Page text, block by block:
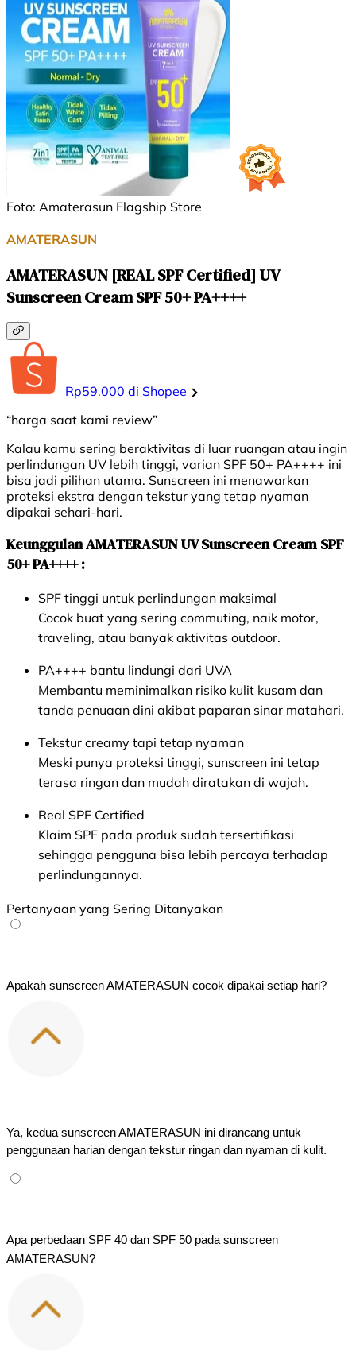
Foto: Amaterasun Flagship Store
AMATERASUN
AMATERASUN [REAL SPF Certified] UV
Sunscreen Cream SPF 50+ PA++++
Rp59.000 di Shopee
“harga saat kami review”
Kalau kamu sering beraktivitas di luar ruangan atau ingin
perlindungan UV lebih tinggi, varian SPF 50+ PA++++ ini
bisa jadi pilihan utama. Sunscreen ini menawarkan
proteksi ekstra dengan tekstur yang tetap nyaman
dipakai sehari-hari.
Keunggulan AMATERASUN UV Sunscreen Cream SPF
50+ PA++++ :
SPF tinggi untuk perlindungan maksimal
Cocok buat yang sering commuting, naik motor,
traveling, atau banyak aktivitas outdoor.
PA++++ bantu lindungi dari UVA
Membantu meminimalkan risiko kulit kusam dan
tanda penuaan dini akibat paparan sinar matahari.
Tekstur creamy tapi tetap nyaman
Meski punya proteksi tinggi, sunscreen ini tetap
terasa ringan dan mudah diratakan di wajah.
Real SPF Certified
Klaim SPF pada produk sudah tersertifikasi
sehingga pengguna bisa lebih percaya terhadap
perlindungannya.
Pertanyaan yang Sering Ditanyakan
Apakah sunscreen AMATERASUN cocok dipakai setiap hari?
Ya, kedua sunscreen AMATERASUN ini dirancang untuk
penggunaan harian dengan tekstur ringan dan nyaman di kulit.
Apa perbedaan SPF 40 dan SPF 50 pada sunscreen
AMATERASUN?